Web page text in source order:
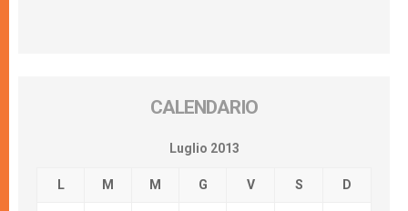
CALENDARIO
Luglio 2013
L M M G V S D